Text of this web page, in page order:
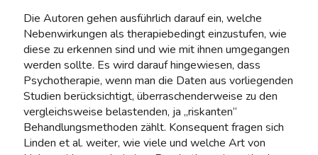
Die Autoren gehen ausführlich darauf ein, welche
Nebenwirkungen als therapiebedingt einzustufen, wie
diese zu erkennen sind und wie mit ihnen umgegangen
werden sollte. Es wird darauf hingewiesen, dass
Psychotherapie, wenn man die Daten aus vorliegenden
Studien berücksichtigt, überraschenderweise zu den
vergleichsweise belastenden, ja „riskanten“
Behandlungsmethoden zählt. Konsequent fragen sich
Linden et al. weiter, wie viele und welche Art von